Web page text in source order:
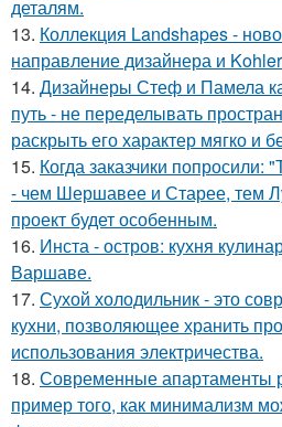
деталям.
13. Коллекция Landshapes -
направление дизайнера и
14. Дизайнеры Стеф и Памела
путь - не переделывать
раскрыть его характер мягко и
15. Когда заказчики попросили:
- чем Шершавее и Старее, тем
проект будет особенным.
16. Инста - остров: кухня
Варшаве.
17. Сухой холодильник - это
кухни, позволяющее хранить
использования электричества.
18. Современные апартаменты
пример того, как минимализм